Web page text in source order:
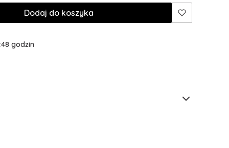
Dodaj do koszyka
48 godzin